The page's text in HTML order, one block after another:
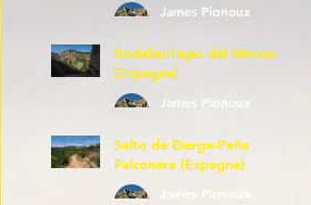
James Pignoux
Rodellar-Fajas del Mascun
(Espagne)
James Pignoux
Salto de Bierge-Peña
Falconera (Espagne)
James Pignoux